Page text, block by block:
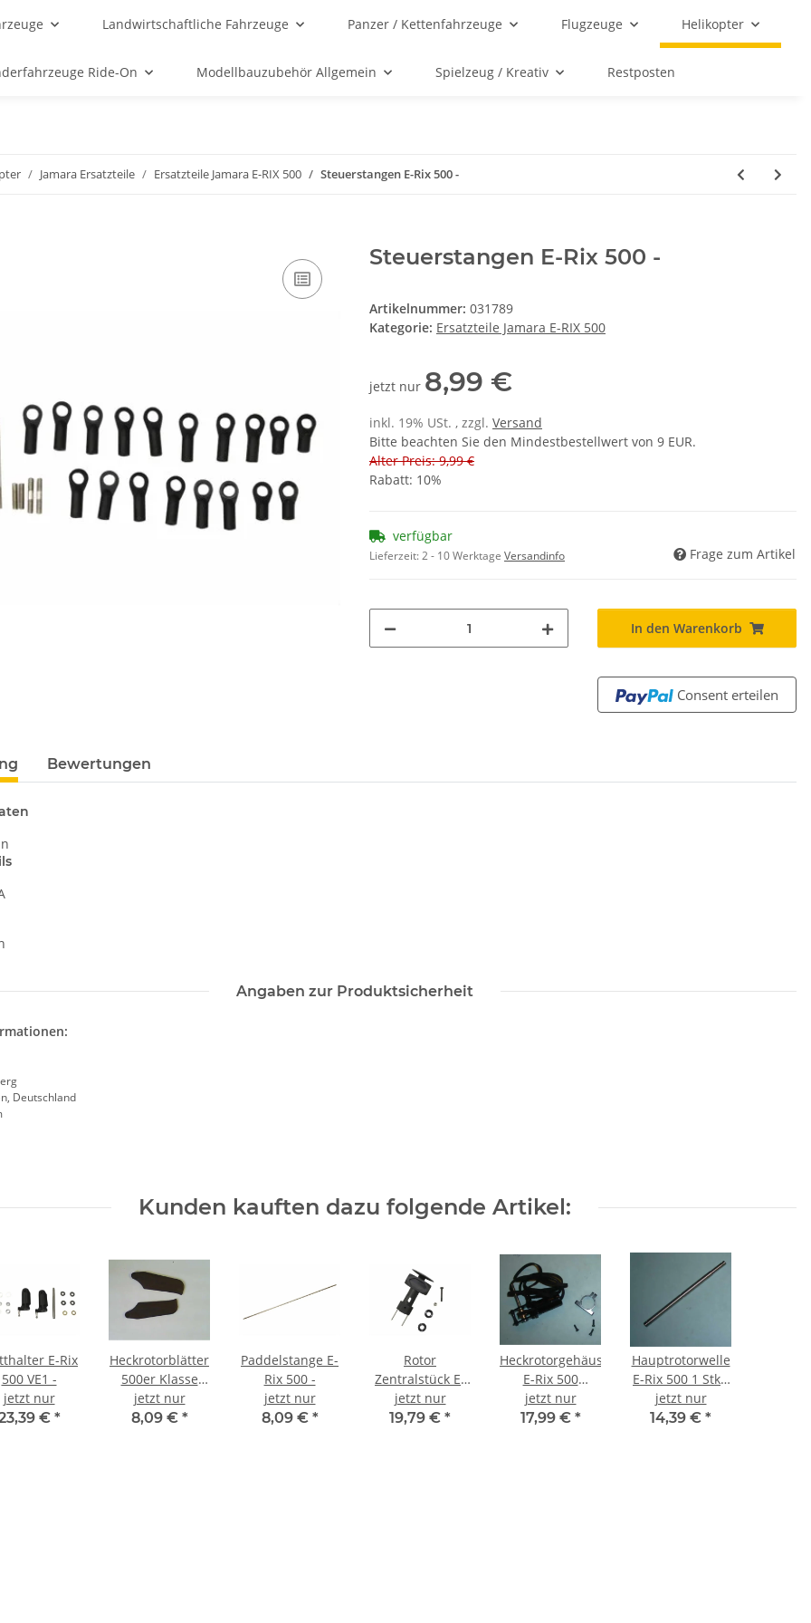
Landwirtschaftliche Fahrzeuge Panzer / Kettenfahrzeuge Flugzeuge Helikopter
Ride-On Modellbauzubehör Allgemein Spielzeug / Kreativ Restposten
Jamara Ersatzteile Ersatzteile Jamara E-RIX 500 Steuerstangen E-Rix 500 -
Steuerstangen E-Rix 500 -
Artikelnummer: 031789
Kategorie: Ersatzteile Jamara E-RIX 500
jetzt nur 8,99 €
inkl. 19% USt. , zzgl. Versand
Bitte beachten Sie den Mindestbestellwert von 9 EUR.
Alter Preis: 9,99 €
Rabatt: 10%
verfügbar
Lieferzeit:2 - 10 Werktage Versandinfo Frage zum Artikel
In den Warenkorb
Consent erteilen
Bewertungen
Angaben zur Produktsicherheit
Deutschland
Kunden kauften dazu folgende Artikel:
E-Rix
500 VE1 -
jetzt nur
€ *
Heckrotorblätter
500er Klasse
z.B. E-Rix 500 -
89mm
jetzt nur
8,09 € *
Paddelstange E-
Rix 500 -
jetzt nur
8,09 € *
Rotor
Zentralstück E-
Rix 500 VE1 -
jetzt nur
19,79 € *
Heckrotorgehäuse
E-Rix 500
Carbon -
jetzt nur
17,99 € *
Hauptrotorwelle
E-Rix 500 1 Stk -
Version 1
abgestuft
jetzt nur
14,39 € *